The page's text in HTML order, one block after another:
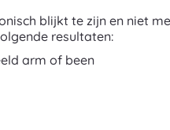
blijkt te zijn en niet
resultaten:
arm of been